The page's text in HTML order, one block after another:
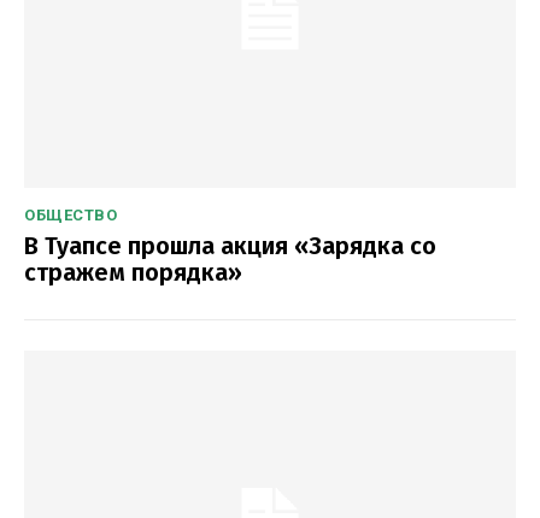
ОБЩЕСТВО
В Туапсе прошла акция «Зарядка со
стражем порядка»